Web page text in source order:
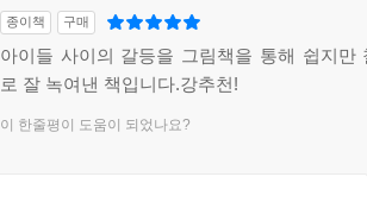
종이책 구매
아이들 사이의 갈등을 그림책을 통해 쉽지만
로 잘 녹여낸 책입니다.강추천!
이 한줄평이 도움이 되었나요?